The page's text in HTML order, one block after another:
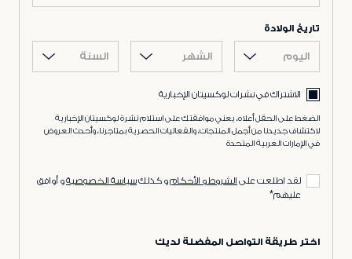
تاريخ الولادة
اليوم الشهر السنة
الاشتراك في نشرات لوكسيتان الإخبارية
الضغط على الحقل أعلاه، يعني موافقتك على استلام نشرة لوكسيتان الإخبارية
لاكتشاف جديدنا من أجمل المنتجات، والفعاليات الحصرية بمتاجرنا، وأحدث العروض
في الإمارات العربية المتحدة
لقد اطلعت على الشروط و الأحكامو كذلكسياسة الخصوصيةو أوافق
عليهم*
اختر طريقة التواصل المفضلة لديك